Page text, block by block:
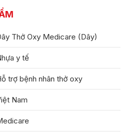
Thở Oxy Medicare (Dây)
y tế
trợ bệnh nhân thở oxy
Nam